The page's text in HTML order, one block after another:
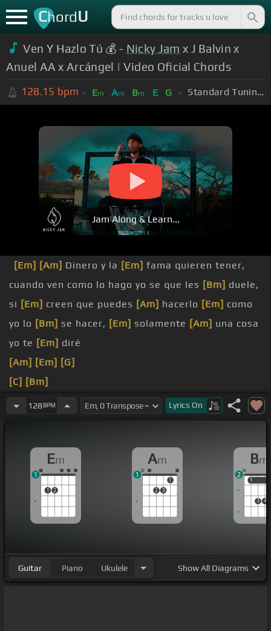
ChordU
Ven Y Hazlo Tú 💰 - Nicky Jam x J Balvin x
Anuel AA x Arcángel | Video Oficial Chords
128.15 bpm Em Am Bm E G Standard Tuning (EADGBE)
Jam Along & Learn...
[Em] [Am] Dinero y la [Em] fama quieren tener,
cuando ven como lo hago yo se que les [Bm] duele,
si [Em] creen que puedes [Am] hacerlo [Em] como
yo lo [Bm] se hacer, [Em] solamente [Am] una cosa
yo te [Em] diré
[Am] [Em] [G]
[C] [Bm]
[Em] [Am]
[G]
[Am] [Em] [Bm]
128BPM Lyrics On
Em
1 2
1
Am
2 3
1
1
Bm
1
3 4
1
2
Guitar Piano Ukulele ShowAll Diagrams